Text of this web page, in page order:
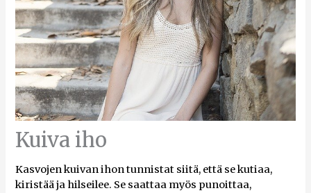
Kuiva iho
Kasvojen kuivan ihon tunnistat siitä, että se kutiaa,
kiristää ja hilseilee. Se saattaa myös punoittaa,